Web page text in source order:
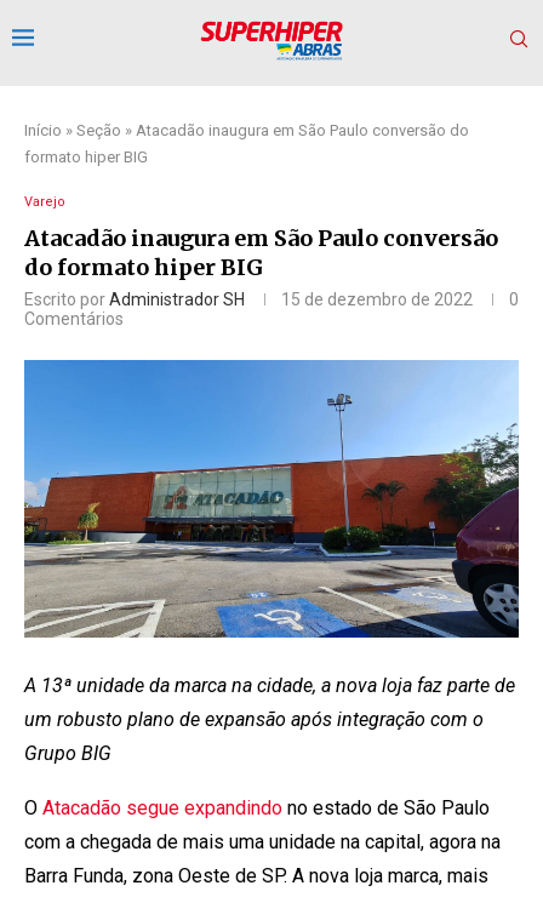
Início » Seção » Atacadão inaugura em São Paulo conversão do
formato hiper BIG
Varejo
Atacadão inaugura em São Paulo conversão
do formato hiper BIG
Escrito porAdministrador SH 15 de dezembro de 2022
0
Comentários
A 13ª unidade da marca na cidade, a nova loja faz parte de
um robusto plano de expansão após integração com o
Grupo BIG
O Atacadão segue expandindo no estado de São Paulo
com a chegada de mais uma unidade na capital, agora na
Barra Funda, zona Oeste de SP. A nova loja marca, mais